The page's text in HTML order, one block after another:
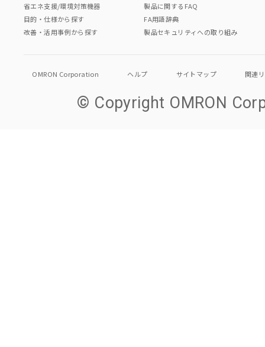
省エネ支援/環境対策機器
目的・仕様から探す
改善・活用事例から探す
製品に関するFAQ
FA用語辞典
製品セキュリティへの取り組み
OMRON Corporation ヘルプ サイトマップ 関連
© Copyright OMRON